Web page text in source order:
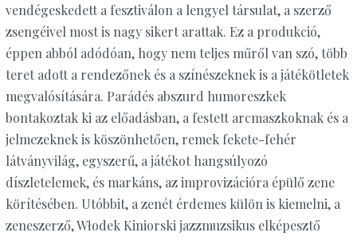
vendégeskedett a fesztiválon a lengyel társulat, a szerző
zsengéivel most is nagy sikert arattak. Ez a produkció,
éppen abból adódóan, hogy nem teljes műről van szó, több
teret adott a rendezőnek és a színészeknek is a játékötletek
megvalósítására. Parádés abszurd humoreszkek
bontakoztak ki az előadásban, a festett arcmaszkoknak és a
jelmezeknek is köszönhetően, remek fekete-fehér
látványvilág, egyszerű, a játékot hangsúlyozó
díszletelemek, és markáns, az improvizációra épülő zene
körítésében. Utóbbit, a zenét érdemes külön is kiemelni, a
zeneszerző, Włodek Kiniorski jazzmuzsikus elképesztő